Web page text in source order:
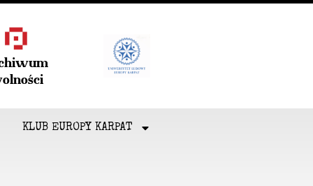
KLUB EUROPY KARPAT